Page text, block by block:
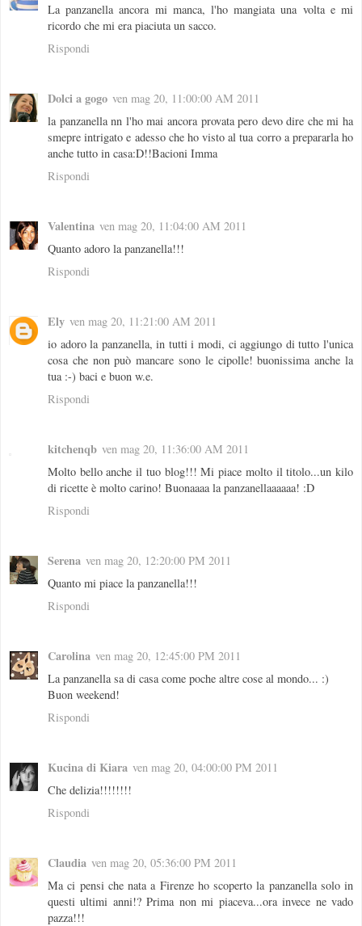
La panzanella ancora mi manca, l'ho mangiata una volta e mi
ricordo che mi era piaciuta un sacco.
Rispondi
Dolci a gogo ven mag 20, 11:00:00 AM 2011
la panzanella nn l'ho mai ancora provata pero devo dire che mi ha
smepre intrigato e adesso che ho visto al tua corro a prepararla ho
anche tutto in casa:D!!Bacioni Imma
Rispondi
Valentina ven mag 20, 11:04:00 AM 2011
Quanto adoro la panzanella!!!
Rispondi
Ely ven mag 20, 11:21:00 AM 2011
io adoro la panzanella, in tutti i modi, ci aggiungo di tutto l'unica
cosa che non può mancare sono le cipolle! buonissima anche la
tua :-) baci e buon w.e.
Rispondi
kitchenqb ven mag 20, 11:36:00 AM 2011
Molto bello anche il tuo blog!!! Mi piace molto il titolo...un kilo
di ricette è molto carino! Buonaaaa la panzanellaaaaaa! :D
Rispondi
Serena ven mag 20, 12:20:00 PM 2011
Quanto mi piace la panzanella!!!
Rispondi
Carolina ven mag 20, 12:45:00 PM 2011
La panzanella sa di casa come poche altre cose al mondo... :)
Buon weekend!
Rispondi
Kucina di Kiara ven mag 20, 04:00:00 PM 2011
Che delizia!!!!!!!!
Rispondi
Claudia ven mag 20, 05:36:00 PM 2011
Ma ci pensi che nata a Firenze ho scoperto la panzanella solo in
questi ultimi anni!? Prima non mi piaceva...ora invece ne vado
pazza!!!